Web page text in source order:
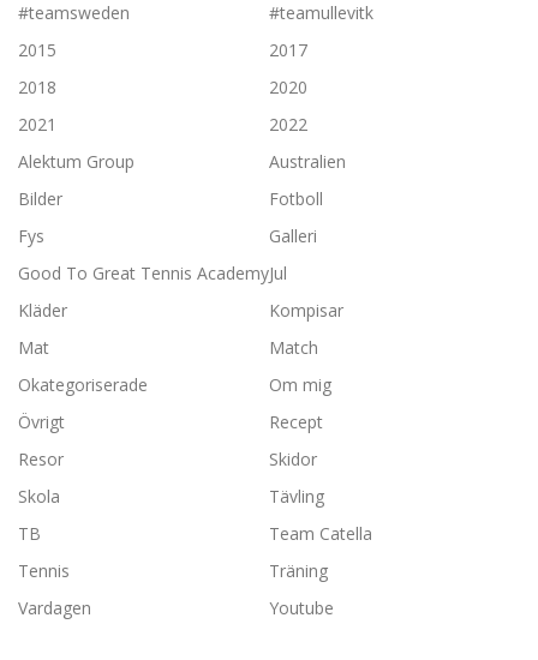
#teamsweden
#teamullevitk
2015
2017
2018
2020
2021
2022
Alektum Group
Australien
Bilder
Fotboll
Fys
Galleri
Good To Great Tennis AcademyJul
Kläder
Kompisar
Mat
Match
Okategoriserade
Om mig
Övrigt
Recept
Resor
Skidor
Skola
Tävling
TB
Team Catella
Tennis
Träning
Vardagen
Youtube